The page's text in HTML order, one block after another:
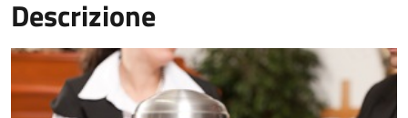
Descrizione